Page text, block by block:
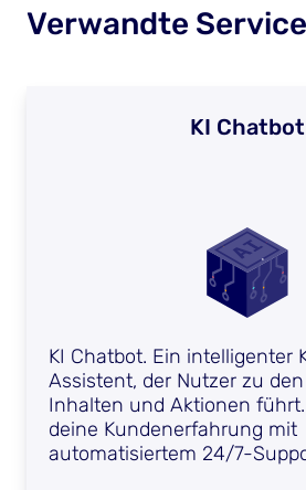
Verwandte
KI Chatbot
KI Chatbot. Ein intelligenter
Assistent, der Nutzer zu
Inhalten und Aktionen führt.
deine Kundenerfahrung mit
automatisiertem 24/7-